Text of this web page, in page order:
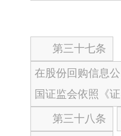
第三十七条
在股份回购信息
国证监会依照《
第三十八条